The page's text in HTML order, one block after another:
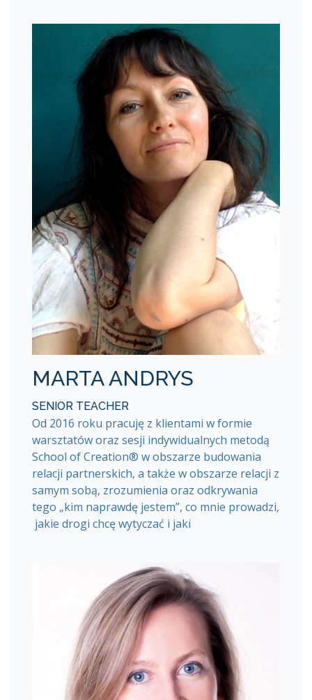
MARTA ANDRYS
SENIOR TEACHER
Od 2016 roku pracuję z klientami w formie
warsztatów oraz sesji indywidualnych metodą
School of Creation® w obszarze budowania
relacji partnerskich, a także w obszarze relacji z
samym sobą, zrozumienia oraz odkrywania
tego „kim naprawdę jestem”, co mnie prowadzi,
jakie drogi chcę wytyczać i jaki